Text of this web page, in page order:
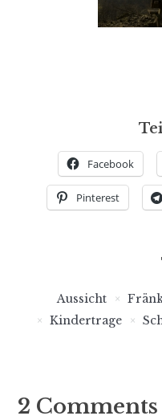
Facebook
Pinterest
Aussicht
Kindertrage
2 Comments